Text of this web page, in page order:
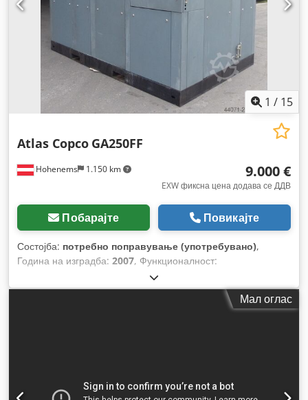
1 / 15
Hohenems 1.150 km
Atlas Copco GA250FF
9.000 €
EXW фиксна цена додава се ДДВ
Побарајте Повикајте
Состојба: потребно поправување (употребувано),
Година на изградба: 2007, Функционалност:
Мал оглас